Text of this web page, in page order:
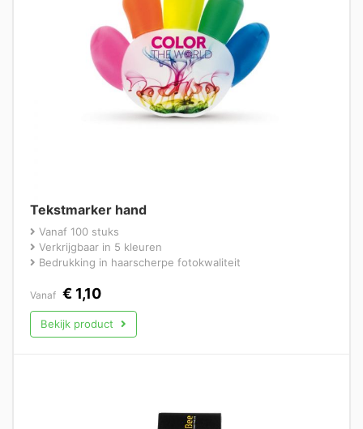
Tekstmarker hand
Vanaf 100 stuks
Verkrijgbaar in 5 kleuren
Bedrukking in haarscherpe fotokwaliteit
Vanaf € 1,10
Bekijk product